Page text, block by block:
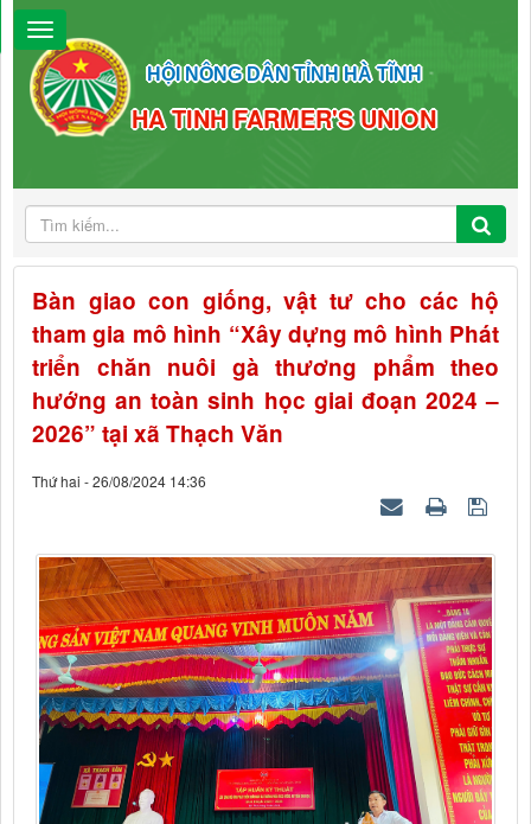
HỘI NÔNG DÂN TỈNH HÀ TĨNH
HA TINH FARMER'S UNION
Bàn giao con giống, vật tư cho các hộ
tham gia mô hình “Xây dựng mô hình Phát
triển chăn nuôi gà thương phẩm theo
hướng an toàn sinh học giai đoạn 2024 –
2026” tại xã Thạch Văn
Thứ hai - 26/08/2024 14:36